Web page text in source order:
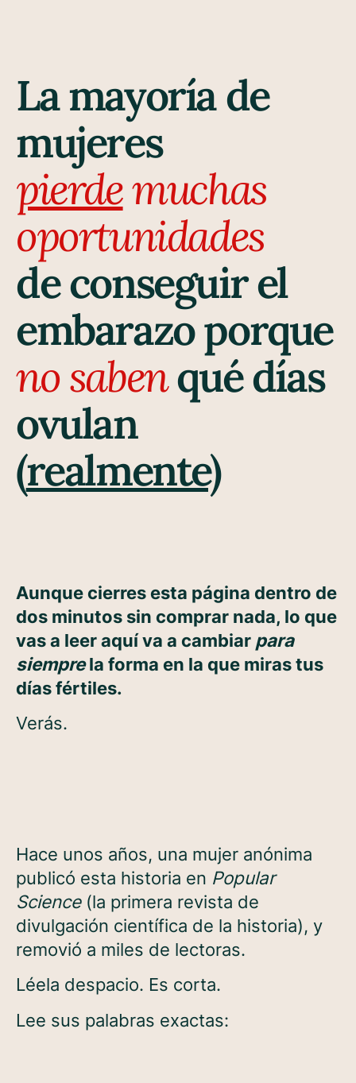
La mayoría de
mujeres
pierdemuchas
oportunidades
de conseguir el
embarazo porque
no sabenqué días
ovulan
(realmente)
Aunque cierres esta página dentro de
dos minutos sin comprar nada, lo que
vas a leer aquí va a cambiar para
siemprela forma en la que miras tus
días fértiles.
Verás.
Hace unos años, una mujer anónima
publicó esta historia en Popular
Science(la primera revista de
divulgación científica de la historia), y
removió a miles de lectoras.
Léela despacio. Es corta.
Lee sus palabras exactas: